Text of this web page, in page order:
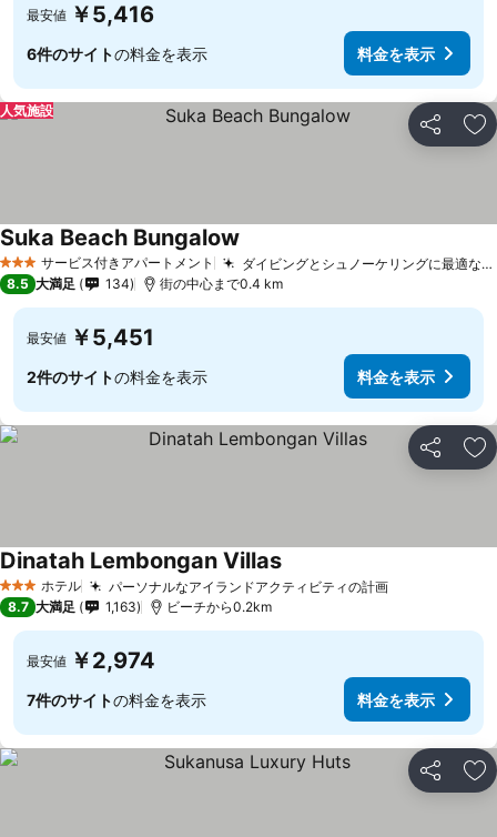
最安値 ￥5,416
6件のサイトの料金を表示 料金を表示
シェア お
人気施設
3 ホテルのランク
サービス付きアパートメント ダイビングとシュノーケリングに最適な拠点
Suka Beach Bungalow
8.5 大満足 134 街の中心まで0.4 km
最安値 ￥5,451
2件のサイトの料金を表示 料金を表示
シェア お
3 ホテルのランク
ホテル パーソナルなアイランドアクティビティの計画料金を表示
Dinatah Lembongan Villas料金を表示
8.7 大満足 1,163 ビーチから0.2km
最安値 ￥2,974
7件のサイトの料金を表示 料金を表示
シェア お